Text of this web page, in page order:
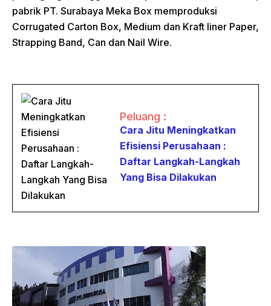
pabrik PT. Surabaya Meka Box memproduksi
Corrugated Carton Box, Medium dan Kraft liner Paper,
Strapping Band, Can dan Nail Wire.
Peluang :
Cara Jitu Meningkatkan
Efisiensi Perusahaan :
Daftar Langkah-Langkah
Yang Bisa Dilakukan